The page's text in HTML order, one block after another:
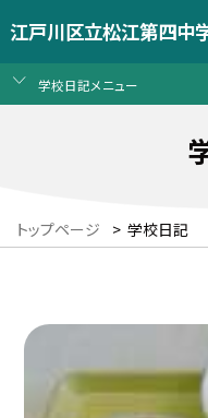
江戸川区立松江第四中
学校日記メニュー
トップページ > 学校日記